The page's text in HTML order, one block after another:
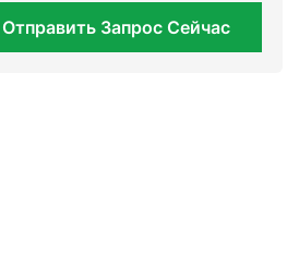
Отправить Запрос Сейчас